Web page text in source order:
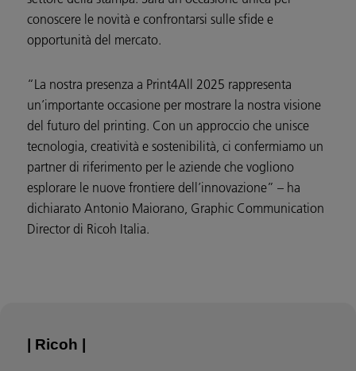
conoscere le novità e confrontarsi sulle sfide e
opportunità del mercato.
“La nostra presenza a Print4All 2025 rappresenta
un’importante occasione per mostrare la nostra visione
del futuro del printing. Con un approccio che unisce
tecnologia, creatività e sostenibilità, ci confermiamo un
partner di riferimento per le aziende che vogliono
esplorare le nuove frontiere dell’innovazione” – ha
dichiarato Antonio Maiorano, Graphic Communication
Director di Ricoh Italia.
| Ricoh |